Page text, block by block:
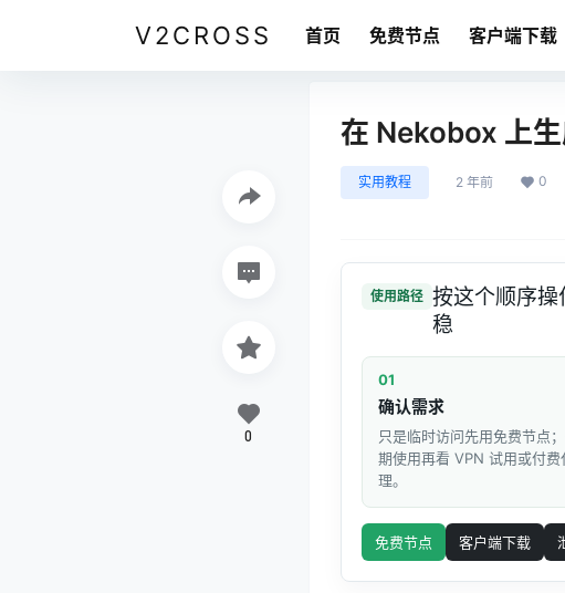
V2CROSS 首页 免费节点 客户端下载
在 Nekobox 上
实用教程 2 年前 0
使用路径 按这个顺序操
稳
01
确认需求
只是临时访问先用免费节点
期使用再看 VPN 试用或付费
理。
免费节点 客户端下载
0